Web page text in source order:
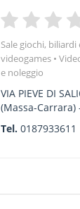
Sale giochi,
videogames
e noleggio
VIA PIEVE DI
(Massa-
Tel.0187933611